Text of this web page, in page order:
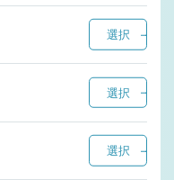
選択
選択
選択